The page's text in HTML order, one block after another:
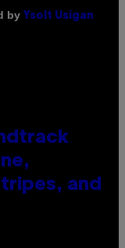
by Ysolt Usigan
and